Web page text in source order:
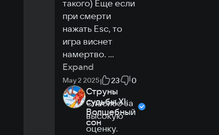
такого) Еще если
при смерти
нажать Esc, то
игра виснет
намертво. ...
Expand
May 2 2025 23 0
Струны
судьбы XI:
Волшебный
сон
Спасибо за
высокую
оценку.